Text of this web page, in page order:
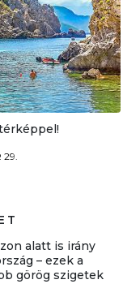
29.
alatt is irány
– ezek a
görög szigetek